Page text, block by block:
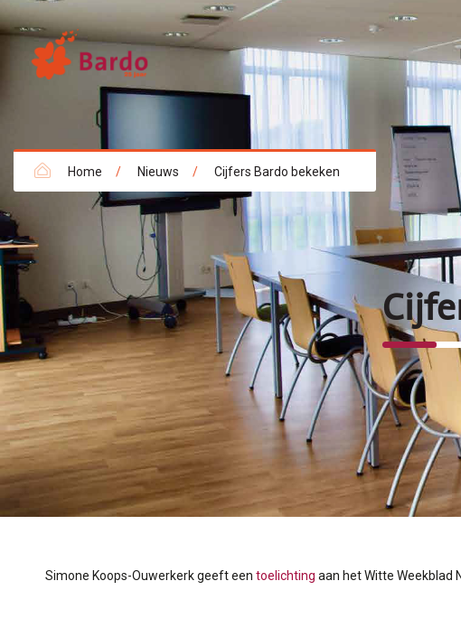
Home / Nieuws / Cijfers Bardo bekeken
Simone Koops-Ouwerkerk geeft een toelichting aan het Witte Weekblad